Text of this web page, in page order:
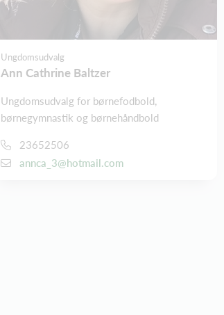
Ungdomsudvalg
Ann Cathrine Baltzer
Ungdomsudvalg for børnefodbold,
børnegymnastik og børnehåndbold
23652506
annca_3@hotmail.com